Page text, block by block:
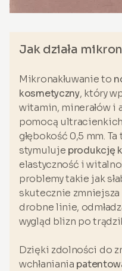
Jak działa
Mikronakłuwanie to
kosmetyczny, który
witamin, minerałów i
pomocą
głębokość 0,5 mm.
stymuluje produkcję
elastyczność i
problemy takie jak
skutecznie zmniejsza
drobne linie,
wygląd blizn po
Dzięki zdolności do
wchłaniania